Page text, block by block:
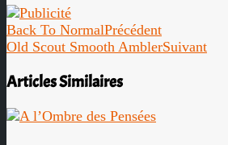
Back To NormalPrécédent
Old Scout Smooth AmblerSuivant
Articles Similaires